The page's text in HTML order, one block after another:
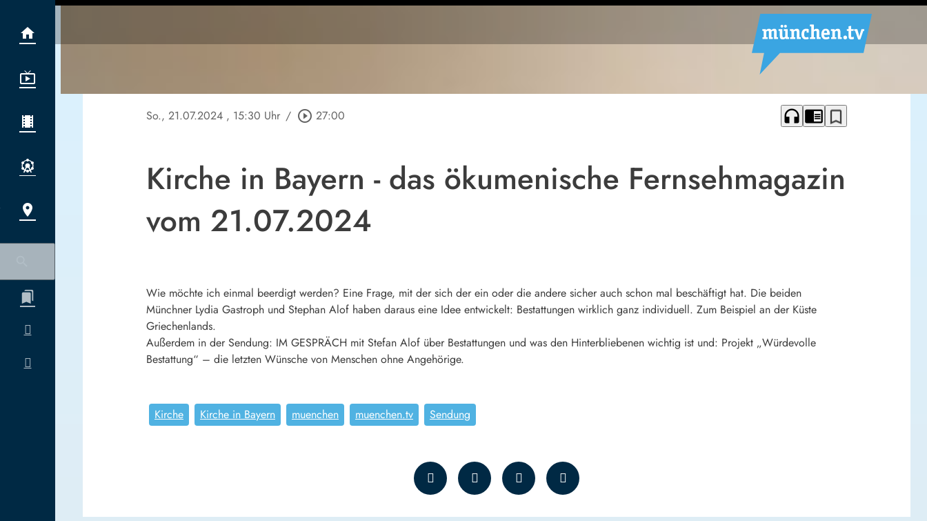
So., 21.07.2024 , 15:30 Uhr / play_circle_outline 27:00 headphones chrome_reader_mode bookmark_border
Kirche in Bayern - das ökumenische Fernsehmagazin
vom 21.07.2024
Wie möchte ich einmal beerdigt werden? Eine Frage, mit der sich der ein oder die andere sicher auch schon mal beschäftigt hat. Die beiden
Münchner Lydia Gastroph und Stephan Alof haben daraus eine Idee entwickelt: Bestattungen wirklich ganz individuell. Zum Beispiel an der Küste
Griechenlands.
Außerdem in der Sendung: IM GESPRÄCH mit Stefan Alof über Bestattungen und was den Hinterbliebenen wichtig ist und: Projekt „Würdevolle
Bestattung“ – die letzten Wünsche von Menschen ohne Angehörige.
Kirche Kirche in Bayern muenchen muenchen.tv Sendung